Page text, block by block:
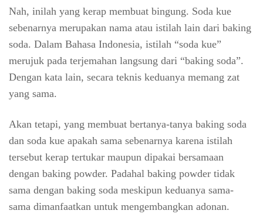
Nah, inilah yang kerap membuat bingung. Soda kue
sebenarnya merupakan nama atau istilah lain dari baking
soda. Dalam Bahasa Indonesia, istilah “soda kue”
merujuk pada terjemahan langsung dari “baking soda”.
Dengan kata lain, secara teknis keduanya memang zat
yang sama.
Akan tetapi, yang membuat bertanya-tanya baking soda
dan soda kue apakah sama sebenarnya karena istilah
tersebut kerap tertukar maupun dipakai bersamaan
dengan baking powder. Padahal baking powder tidak
sama dengan baking soda meskipun keduanya sama-
sama dimanfaatkan untuk mengembangkan adonan.